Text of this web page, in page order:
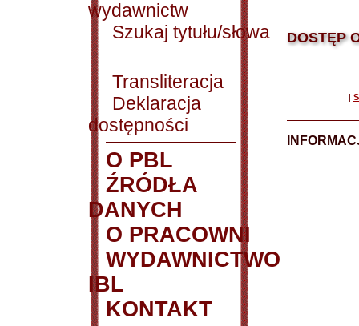
wydawnictw
Szukaj tytułu/słowa
Transliteracja
Deklaracja
dostępności
O PBL
ŹRÓDŁA
DANYCH
O PRACOWNI
WYDAWNICTWO
IBL
KONTAKT
DOSTĘP
|